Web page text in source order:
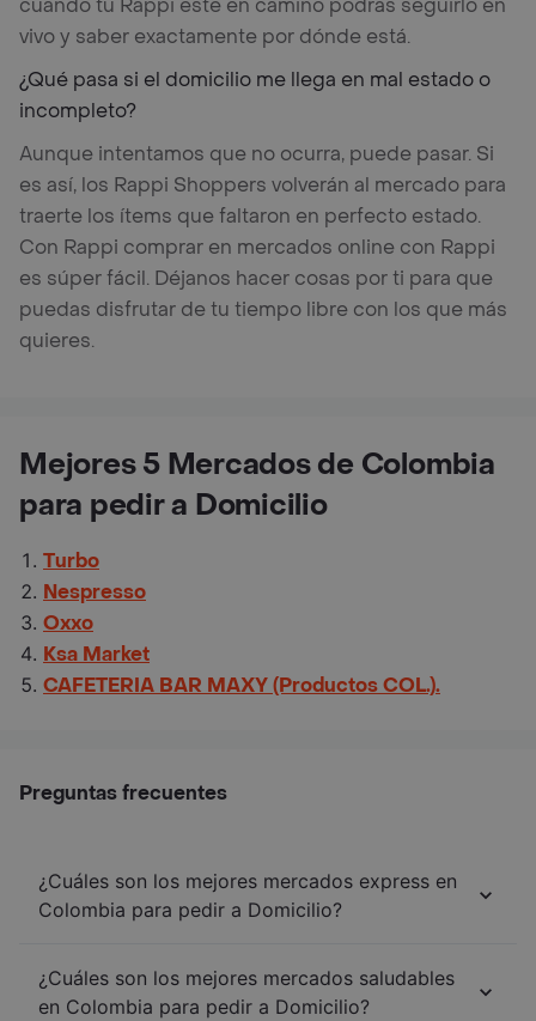
cuando tu Rappi esté en camino podrás seguirlo en
vivo y saber exactamente por dónde está.
¿Qué pasa si el domicilio me llega en mal estado o
incompleto?
Aunque intentamos que no ocurra, puede pasar. Si
es así, los Rappi Shoppers volverán al mercado para
traerte los ítems que faltaron en perfecto estado.
Con Rappi comprar en mercados online con Rappi
es súper fácil. Déjanos hacer cosas por ti para que
puedas disfrutar de tu tiempo libre con los que más
quieres.
Mejores 5 Mercados de Colombia
para pedir a Domicilio
Turbo
Nespresso
Oxxo
Ksa Market
CAFETERIA BAR MAXY (Productos COL.).
Preguntas frecuentes
¿Cuáles son los mejores mercados express en
Colombia para pedir a Domicilio?
¿Cuáles son los mejores mercados saludables
en Colombia para pedir a Domicilio?